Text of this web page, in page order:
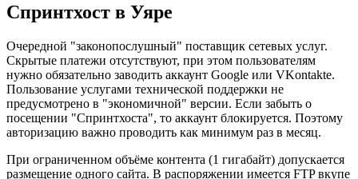
Спринтхост в Уяре
Очередной "законопослушный" поставщик сетевых услуг.
Скрытые платежи отсутствуют, при этом пользователям
нужно обязательно заводить аккаунт Google или VKontakte.
Пользование услугами технической поддержки не
предусмотрено в "экономичной" версии. Если забыть о
посещении "Спринтхоста", то аккаунт блокируется. Поэтому
авторизацию важно проводить как минимум раз в месяц.
При ограниченном объёме контента (1 гигабайт) допускается
размещение одного сайта. В распоряжении имеется FTP вкупе